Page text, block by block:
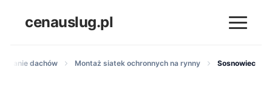
cenauslug.pl
dachów Montaż siatek ochronnych na rynny Sosnowiec